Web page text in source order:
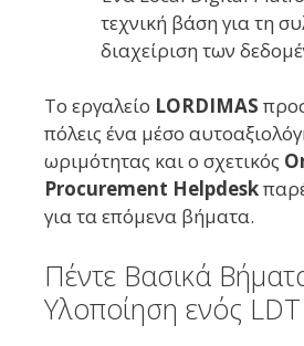
τεχνική βάση για τη
διαχείριση των
Το εργαλείο LORDIMAS
πόλεις ένα μέσο
ωριμότητας και ο σχετικός
Procurement Helpdesk
για τα επόμενα βήματα.
Πέντε Βασικά
Υλοποίηση ενός LDT